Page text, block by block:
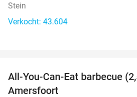
Stein
Verkocht: 43.604
All-You-Can-Eat barbecue
Amersfoort